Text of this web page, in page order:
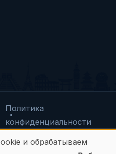
Политика
конфиденциальности
2006-2026
и обрабатываем